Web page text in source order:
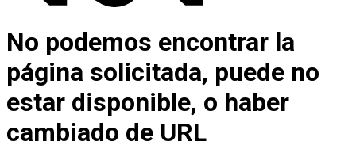
No podemos encontrar la
página solicitada, puede no
estar disponible, o haber
cambiado de URL